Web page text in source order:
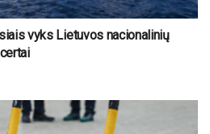
vyks Lietuvos nacionalinių